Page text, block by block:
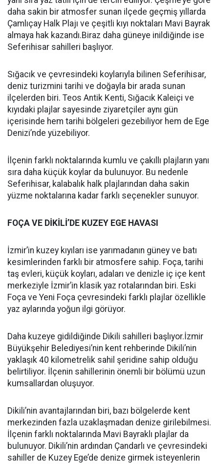
daha sakin bir atmosfer sunan ilçede geçmiş yıllarda
Çamlıçay Halk Plajı ve çeşitli kıyı noktaları Mavi Bayrak
almaya hak kazandı.Biraz daha güneye inildiğinde ise
Seferihisar sahilleri başlıyor.
Sığacık ve çevresindeki koylarıyla bilinen Seferihisar,
deniz turizmini tarihi ve doğayla bir arada sunan
ilçelerden biri. Teos Antik Kenti, Sığacık Kaleiçi ve
kıyıdaki plajlar sayesinde ziyaretçiler aynı gün
içerisinde hem tarihi bölgeleri gezebiliyor hem de Ege
Denizi’nde yüzebiliyor.
İlçenin farklı noktalarında kumlu ve çakıllı plajların yanı
sıra daha küçük koylar da bulunuyor. Bu nedenle
Seferihisar, kalabalık halk plajlarından daha sakin
yüzme noktalarına kadar farklı seçenekler sunuyor.
FOÇA VE DİKİLİ’DE KUZEY EGE HAVASI
İzmir’in kuzey kıyıları ise yarımadanın güney ve batı
kesimlerinden farklı bir atmosfere sahip. Foça, tarihi
taş evleri, küçük koyları, adaları ve denizle iç içe kent
merkeziyle İzmir’in klasik yaz rotalarından biri. Eski
Foça ve Yeni Foça çevresindeki farklı plajlar özellikle
yaz aylarında yoğun ilgi görüyor.
Daha kuzeye gidildiğinde Dikili sahilleri başlıyor.İzmir
Büyükşehir Belediyesi’nin kent rehberinde Dikili’nin
yaklaşık 40 kilometrelik sahil şeridine sahip olduğu
belirtiliyor. İlçenin sahillerinin önemli bir bölümü uzun
kumsallardan oluşuyor.
Dikili’nin avantajlarından biri, bazı bölgelerde kent
merkezinden fazla uzaklaşmadan denize girilebilmesi.
İlçenin farklı noktalarında Mavi Bayraklı plajlar da
bulunuyor. Dikili’nin ardından Çandarlı ve çevresindeki
sahiller de Kuzey Ege’de denize girmek isteyenlerin